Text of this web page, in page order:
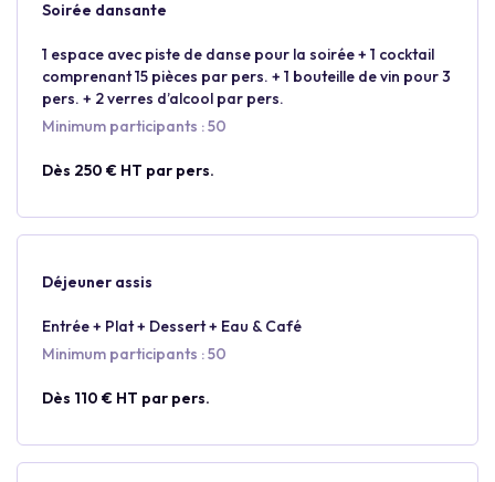
Soirée dansante
1 espace avec piste de danse pour la soirée + 1 cocktail
comprenant 15 pièces par pers. + 1 bouteille de vin pour 3
pers. + 2 verres d’alcool par pers.
Minimum participants : 50
Dès 250 € HT par pers.
Déjeuner assis
Entrée + Plat + Dessert + Eau & Café
Minimum participants : 50
Dès 110 € HT par pers.